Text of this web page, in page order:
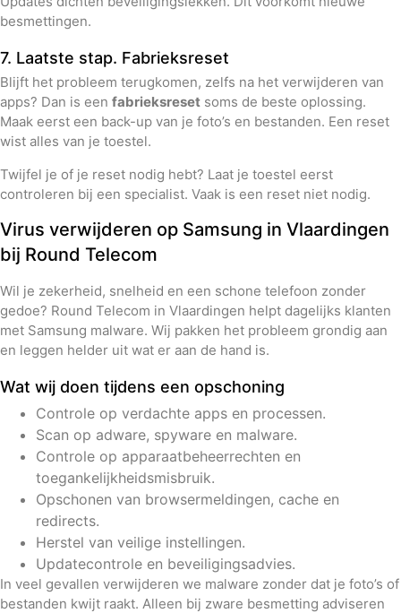
besmettingen.
7. Laatste stap. Fabrieksreset
Blijft het probleem terugkomen, zelfs na het verwijderen van
apps? Dan is een fabrieksreset soms de beste oplossing.
Maak eerst een back-up van je foto’s en bestanden. Een reset
wist alles van je toestel.
Twijfel je of je reset nodig hebt? Laat je toestel eerst
controleren bij een specialist. Vaak is een reset niet nodig.
Virus verwijderen op Samsung in Vlaardingen
bij Round Telecom
Wil je zekerheid, snelheid en een schone telefoon zonder
gedoe? Round Telecom in Vlaardingen helpt dagelijks klanten
met Samsung malware. Wij pakken het probleem grondig aan
en leggen helder uit wat er aan de hand is.
Wat wij doen tijdens een opschoning
Controle op verdachte apps en processen.
Scan op adware, spyware en malware.
Controle op apparaatbeheerrechten en
toegankelijkheidsmisbruik.
Opschonen van browsermeldingen, cache en
redirects.
Herstel van veilige instellingen.
Updatecontrole en beveiligingsadvies.
In veel gevallen verwijderen we malware zonder dat je foto’s of
bestanden kwijt raakt. Alleen bij zware besmetting adviseren